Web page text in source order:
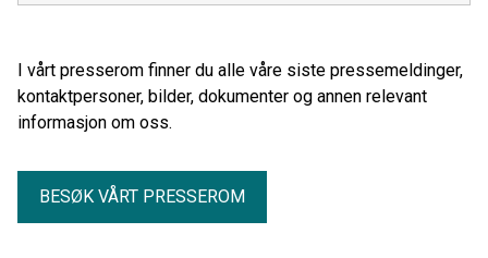
I vårt presserom finner du alle våre siste pressemeldinger,
kontaktpersoner, bilder, dokumenter og annen relevant
informasjon om oss.
BESØK VÅRT PRESSEROM